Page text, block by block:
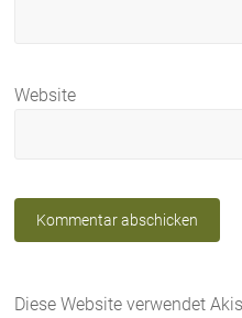
Website
Diese Website verwendet